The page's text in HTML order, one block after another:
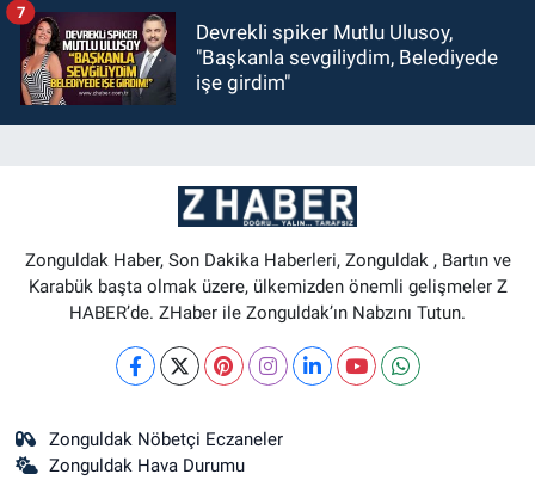
Devrekli spiker Mutlu Ulusoy,
"Başkanla sevgiliydim, Belediyede
işe girdim"
7
Zonguldak Haber, Son Dakika Haberleri, Zonguldak , Bartın ve
Karabük başta olmak üzere, ülkemizden önemli gelişmeler Z
HABER’de. ZHaber ile Zonguldak’ın Nabzını Tutun.
Zonguldak Nöbetçi Eczaneler
Zonguldak Hava Durumu